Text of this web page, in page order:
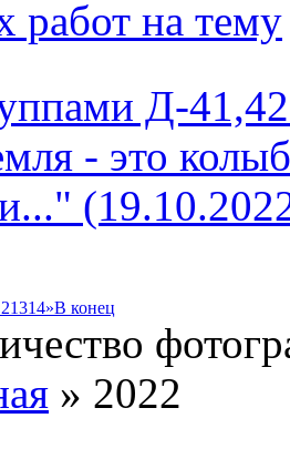
Д-41,42
- это
1314»В конец
» 2022